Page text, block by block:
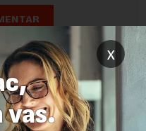
x
vas.